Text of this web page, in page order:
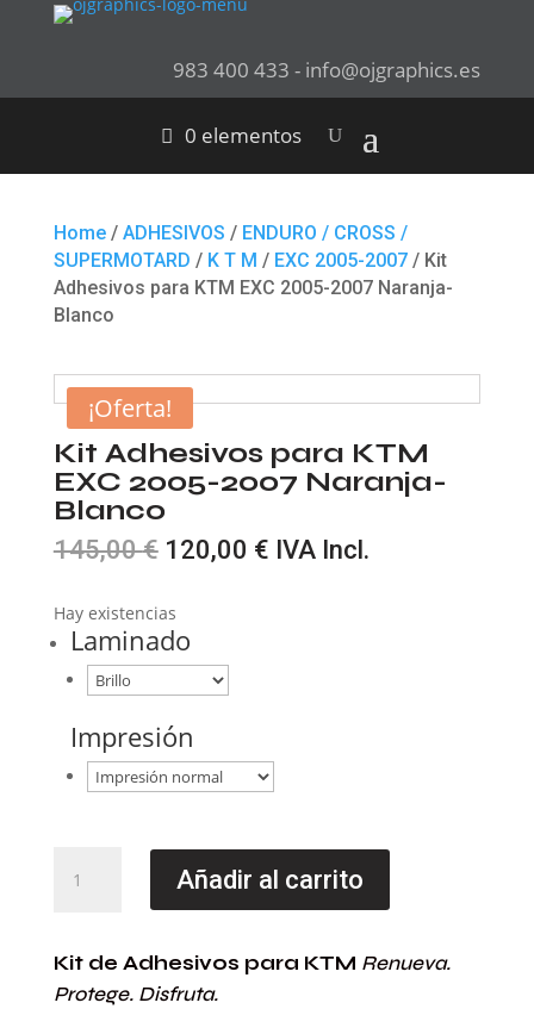
983 400 433 - info@ojgraphics.es
0 elementos
Home/ ADHESIVOS / ENDURO / CROSS /
SUPERMOTARD / K T M / EXC 2005-2007/ Kit
Adhesivos para KTM EXC 2005-2007 Naranja-
Blanco
¡Oferta!
Kit Adhesivos para KTM
EXC 2005-2007 Naranja-
Blanco
145,00€ El
original
era:
145,00 €.
120,00 €ElIVA Incl.
Hay existencias
Laminado
Impresión
Adhesivos
EXC
2005-
Añadir al carrito
Kit de Adhesivos para KTM Renueva.
Protege. Disfruta.